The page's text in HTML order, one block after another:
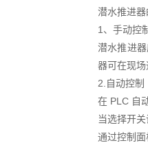
潜水推进
1、手动控
潜水推进
器可在现
2.自动控制
在 PLC 自
当选择开
通过控制